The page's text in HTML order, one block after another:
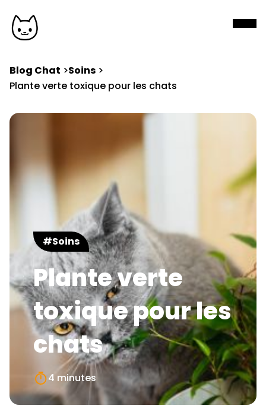
Blog Chat
Soins
Plante verte toxique pour les chats
#Soins
Plante verte
toxique pour les
chats
4 minutes